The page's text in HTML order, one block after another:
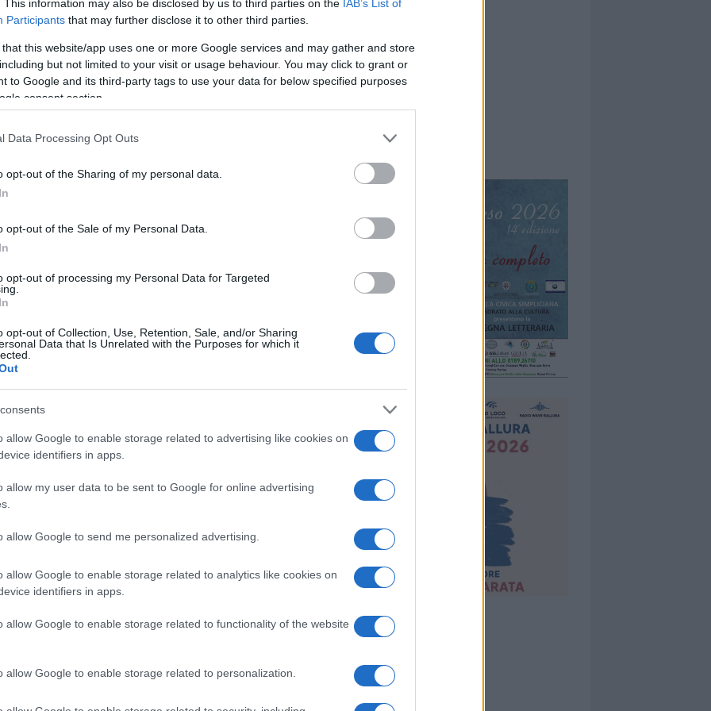
This information may also be disclosed by us to third parties on the IAB’s List of
Participants that may further disclose it to other third parties.
that this website/app uses one or more Google services and may gather and store
but not limited to your visit or usage behaviour. You may click to grant or
to Google and its third-party tags to use your data for below specified purposes
consent section.
Data Processing Opt Outs
opt-out of the Sharing of my personal data.
opt-out of the Sale of my Personal Data.
opt-out of processing my Personal Data for Targeted
opt-out of Collection, Use, Retention, Sale, and/or Sharing
Data that Is Unrelated with the Purposes for which it
allow Google to enable storage related to advertising like cookies on
identifiers in apps.
allow my user data to be sent to Google for online advertising
allow Google to send me personalized advertising.
allow Google to enable storage related to analytics like cookies on
identifiers in apps.
allow Google to enable storage related to functionality of the website
allow Google to enable storage related to personalization.
gliuffici postali con sportello filatelico,
nazionale e online sul sito
dei francobolli emessi in 365 giorni, ma è
i francobolli stessi che celebrano
produttivo, che tutti insieme
un’
nel 2021, e in particolare due che hanno
i commemorativi è di grande rilievo, infatti,
Nobel per la letteratura
esemplari nel 150° anniversario della
naturale e paesaggistico”, il bollo che
piccolo centro abitato e del porto di La
in 200.000 esemplari.
esemplari, all’interno del Libro dei
le emissioni che hannoriscosso grande
ad esempio i francobolli della serie “le
a Giulietta Masina, Nino Manfredi, Gigi
o quelli della serie “il senso civico”
sostenibilità ambientale, a Medici Senza
Donne Medico; i
francobolli della serie
le “eccellenze del sistema produttivo ed
e Moto Guzzi, oltre a quelli consueti
di calcio di serie A e al Santo